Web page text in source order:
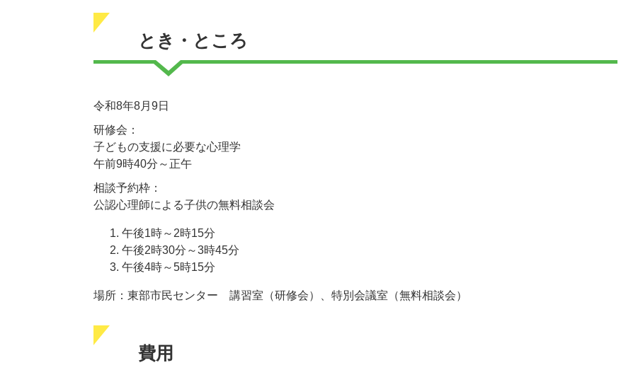
とき・ところ
令和8年8月9日
研修会：
子どもの支援に必要な心理学
午前9時40分～正午
相談予約枠：
公認心理師による子供の無料相談会
午後1時～2時15分
午後2時30分～3時45分
午後4時～5時15分
場所：東部市民センター 講習室（研修会）、特別会議室（無料相談会）
費用